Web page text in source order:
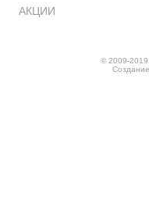
АКЦИИ
© 2009-